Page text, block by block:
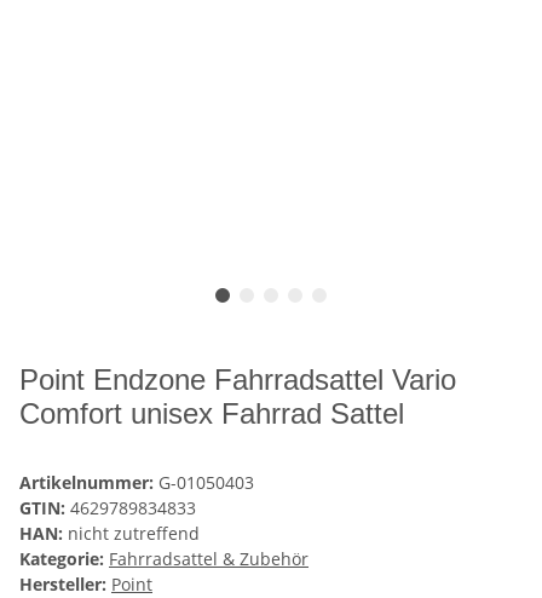
Point Endzone Fahrradsattel Vario
Comfort unisex Fahrrad Sattel
Artikelnummer: G-01050403
GTIN: 4629789834833
HAN: nicht zutreffend
Kategorie: Fahrradsattel & Zubehör
Hersteller: Point